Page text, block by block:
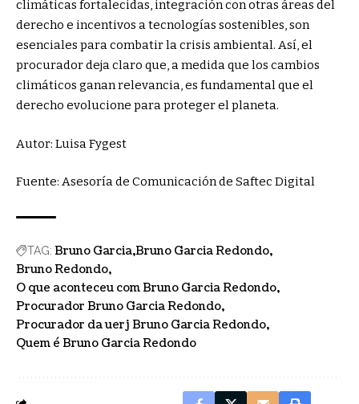
climáticas fortalecidas, integración con otras áreas del
derecho e incentivos a tecnologías sostenibles, son
esenciales para combatir la crisis ambiental. Así, el
procurador deja claro que, a medida que los cambios
climáticos ganan relevancia, es fundamental que el
derecho evolucione para proteger el planeta.
Autor: Luisa Fygest
Fuente: Asesoría de Comunicación de Saftec Digital
TAG: Bruno Garcia Bruno Garcia Redondo
Bruno Redondo
O que aconteceu com Bruno Garcia Redondo
Procurador Bruno Garcia Redondo
Procurador da uerj Bruno Garcia Redondo
Quem é Bruno Garcia Redondo